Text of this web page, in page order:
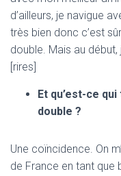
d’ailleurs, je navigue
très bien donc c’est
double. Mais au
[rires]
Et qu’est-ce
double ?
Une coïncidence. On
de France en tant que